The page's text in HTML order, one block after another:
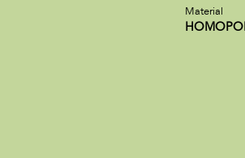
Material